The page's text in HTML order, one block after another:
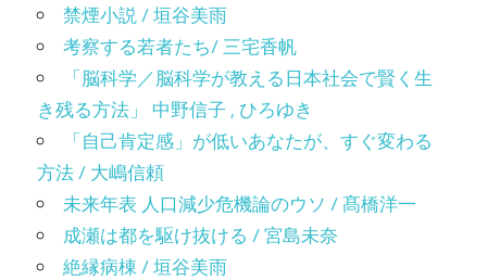
禁煙小説 / 垣谷美雨
考察する若者たち/ 三宅香帆
「脳科学／脳科学が教える日本社会で賢く生
き残る方法」 中野信子 , ひろゆき
「自己肯定感」が低いあなたが、すぐ変わる
方法 / 大嶋信頼
未来年表 人口減少危機論のウソ / 髙橋洋一
成瀬は都を駆け抜ける / 宮島未奈
絶縁病棟 / 垣谷美雨